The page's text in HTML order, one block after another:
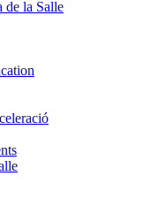
de la Salle